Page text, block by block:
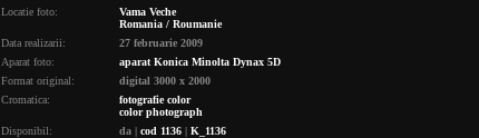
Locatie foto:
Vama Veche
Romania / Roumanie
Data realizarii:
27 februarie 2009
Aparat foto:
aparat Konica Minolta Dynax 5D
Format original:
digital 3000 x 2000
Cromatica:
fotografie color
color photograph
Disponibil:
da | cod 1136 | K_1136